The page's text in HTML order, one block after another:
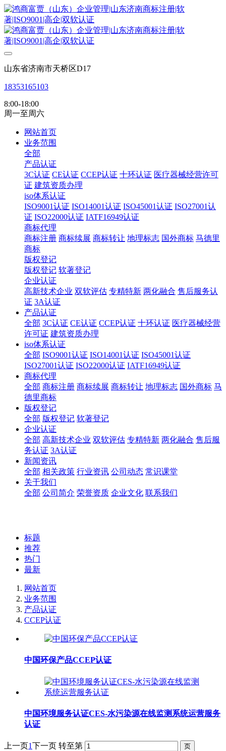
山东省济南市天桥区D17
18353165103
8:00-18:00
周一至周六
网站首页
业务范围
全部
产品认证
3C认证 CE认证 CCEP认证 十环认证 医疗器械经营许可
证 建筑资质办理
iso体系认证
ISO9001认证 ISO14001认证 ISO45001认证 ISO27001认
证 ISO22000认证 IATF16949认证
商标代理
商标注册 商标续展 商标转让 地理标志 国外商标 马德里
商标
版权登记
版权登记 软著登记
企业认证
高新技术企业 双软评估 专精特新 两化融合 售后服务认
证 3A认证
产品认证
全部 3C认证 CE认证 CCEP认证 十环认证 医疗器械经营
许可证 建筑资质办理
iso体系认证
全部 ISO9001认证 ISO14001认证 ISO45001认证
ISO27001认证 ISO22000认证 IATF16949认证
商标代理
全部 商标注册 商标续展 商标转让 地理标志 国外商标 马
德里商标
版权登记
全部 版权登记 软著登记
企业认证
全部 高新技术企业 双软评估 专精特新 两化融合 售后服
务认证 3A认证
新闻资讯
全部 相关政策 行业资讯 公司动态 常识课堂
关于我们
全部 公司简介 荣誉资质 企业文化 联系我们
标题
推荐
热门
最新
网站首页
业务范围
产品认证
CCEP认证
中国环保产品CCEP认证
中国环境服务认证CES-水污染源在线监测系统运营服务
认证
上一页1下一页 转至第